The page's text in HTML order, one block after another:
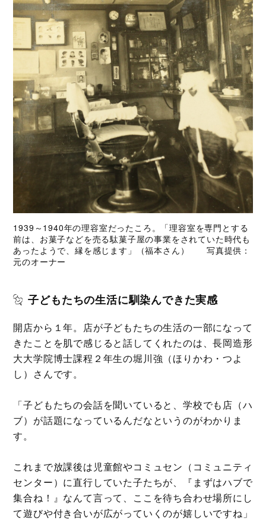
1939～1940年の理容室だったころ。「理容室を専門とする
前は、お菓子などを売る駄菓子屋の事業をされていた時代も
あったようで、縁を感じます」（福本さん） 写真提供：
元のオーナー
子どもたちの生活に馴染んできた実感
開店から１年。店が子どもたちの生活の一部になって
きたことを肌で感じると話してくれたのは、長岡造形
大大学院博士課程２年生の堀川強（ほりかわ・つよ
し）さんです。
「子どもたちの会話を聞いていると、学校でも店（ハ
ブ）が話題になっているんだなというのがわかりま
す。
これまで放課後は児童館やコミュセン（コミュニティ
センター）に直行していた子たちが、『まずはハブで
集合ね！』なんて言って、ここを待ち合わせ場所にし
て遊びや付き合いが広がっていくのが嬉しいですね」